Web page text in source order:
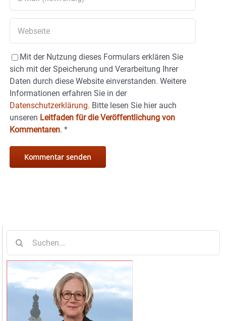
Mit der Nutzung dieses Formulars erklären Sie
sich mit der Speicherung und Verarbeitung Ihrer
Daten durch diese Website einverstanden. Weitere
Informationen erfahren Sie in der
Datenschutzerklärung. Bitte lesen Sie hier auch
unseren Leitfaden für die Veröffentlichung von
Kommentaren. *
nach: